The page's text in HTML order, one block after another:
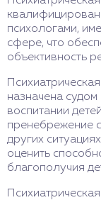
психологами,
сфере, что
объективность
назначена
воспитании
пренебрежение
других
оценить
благополучия